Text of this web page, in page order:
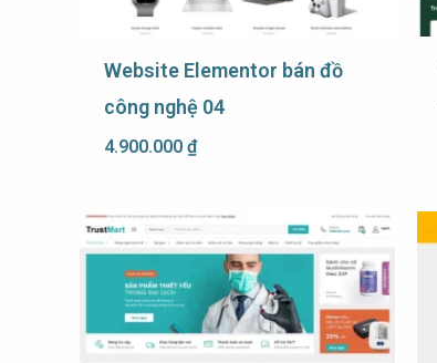
Website Elementor bán đồ
công nghệ 04
4.900.000 ₫